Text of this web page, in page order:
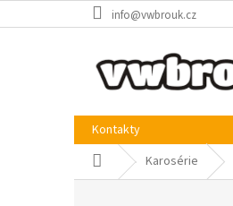
na
info@vwbrouk.cz
Kontakty
Domů Karosérie